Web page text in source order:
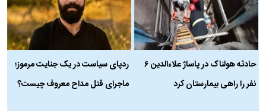
حادثه هولناک در پاساژ علاءالدین ۶
نفر را راهی بیمارستان کرد
ردپای سیاست در یک جنایت مرموز؛
ماجرای قتل مداح معروف چیست؟